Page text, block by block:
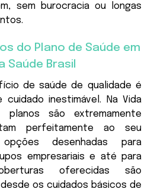
sem burocracia ou longas
do Plano de Saúde em
Saúde Brasil
de saúde de qualidade é
cuidado inestimável. Na Vida
planos são extremamente
perfeitamente ao seu
desenhadas para
empresariais e até para
oferecidas são
os cuidados básicos de